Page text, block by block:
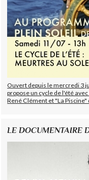
Ouvert depuis le mercredi 3
propose un cycle de l'été
René Clément et "La Piscine"
LE DOCUMENTAIRE